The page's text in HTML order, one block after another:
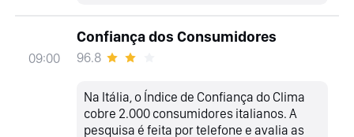
09:00
Confiança dos Consumidores
96.8
Na Itália, o Índice de Confiança do Clima
cobre 2.000 consumidores italianos. A
pesquisa é feita por telefone e avalia as